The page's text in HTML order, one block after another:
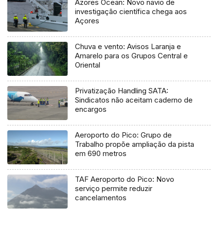
Azores Ocean: Novo navio de
investigação científica chega aos
Açores
Chuva e vento: Avisos Laranja e
Amarelo para os Grupos Central e
Oriental
Privatização Handling SATA:
Sindicatos não aceitam caderno de
encargos
Aeroporto do Pico: Grupo de
Trabalho propõe ampliação da pista
em 690 metros
TAF Aeroporto do Pico: Novo
serviço permite reduzir
cancelamentos